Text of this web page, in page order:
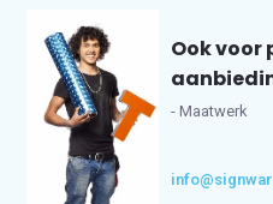
Ook voor
- Maatwerk